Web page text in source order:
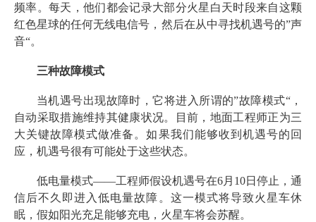
频率。每天，他们都会记录大部分火星白天时段来自这颗
红色星球的任何无线电信号，然后在从中寻找机遇号的”声
音“。
三种故障模式
当机遇号出现故障时，它将进入所谓的”故障模式“，
自动采取措施维持其健康状况。目前，地面工程师正为三
大关键故障模式做准备。如果我们能够收到机遇号的回
应，机遇号很有可能处于这些状态。
低电量模式——工程师假设机遇号在6月10日停止，通
信后不久即进入低电量故障。这一模式将导致火星车休
眠，假如阳光充足能够充电，火星车将会苏醒。